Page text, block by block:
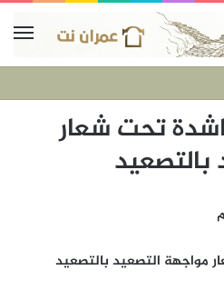
تحت شعار
مواجهة التصعيد بالتصعيد